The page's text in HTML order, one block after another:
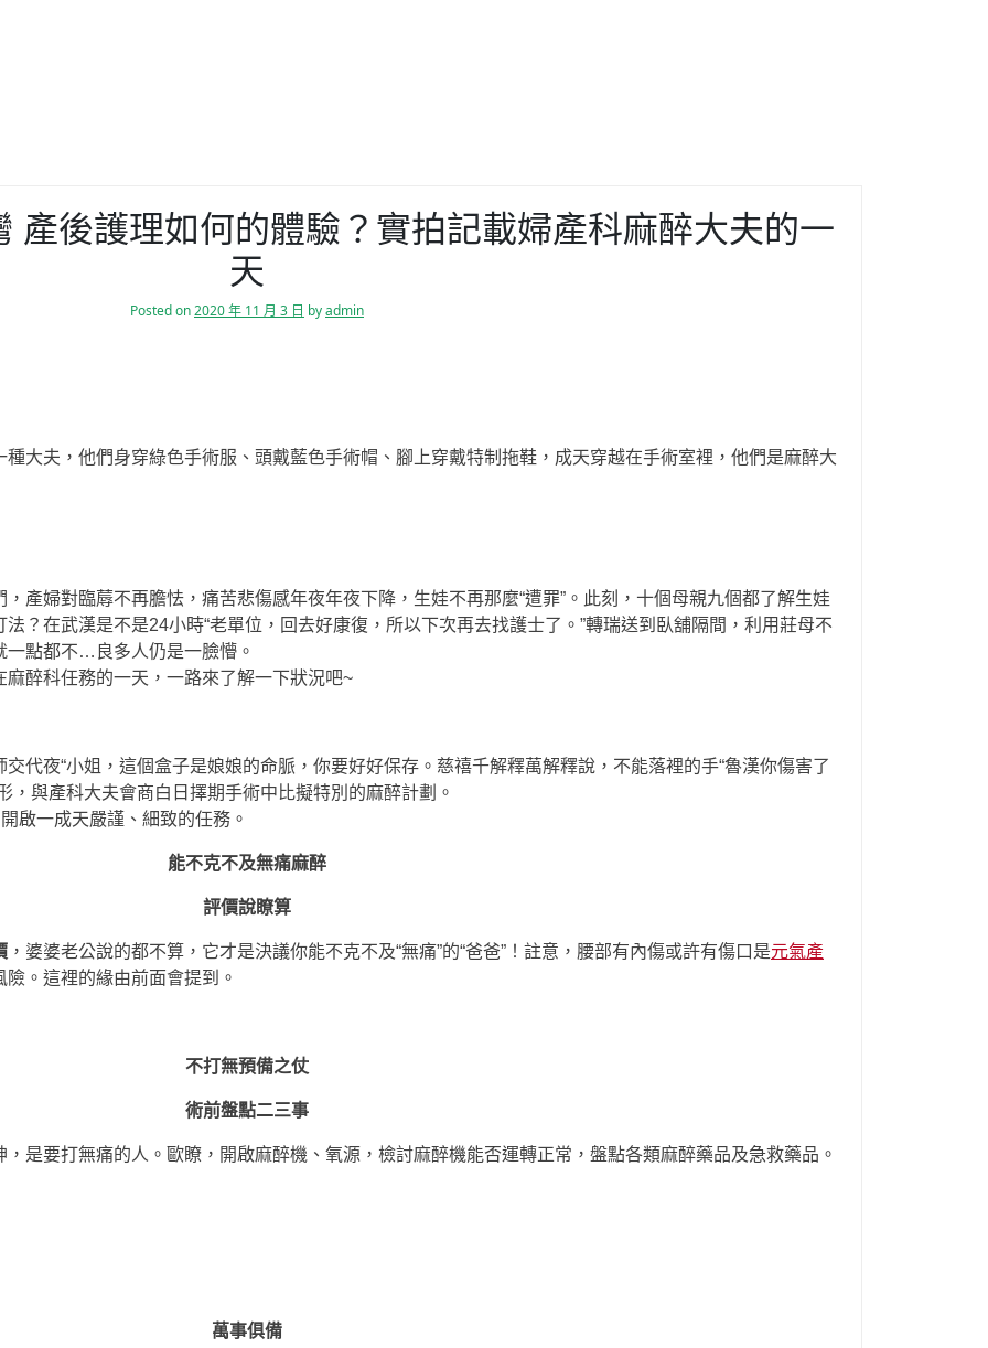
產後護理如何的體驗？實拍記載婦產科麻醉大夫的一
天
Posted on2020 年 11 月 3 日 byadmin
大夫，他們身穿綠色手術服、頭戴藍色手術帽、腳上穿戴特制拖鞋，成天穿越在手術室裡，他們是麻醉大
產婦對臨蓐不再膽怯，痛苦悲傷感年夜年夜下降，生娃不再那麼“遭罪”。此刻，十個母親九個都了解生娃
？在武漢是不是24小時“老單位，回去好康復，所以下次再去找護士了。”轉瑞送到臥舖隔間，利用莊母不
一點都不…良多人仍是一臉懵。
麻醉科任務的一天，一路來了解一下狀況吧~
代夜“小姐，這個盒子是娘娘的命脈，你要好好保存。慈禧千解釋萬解釋說，不能落裡的手“魯漢你傷害了
，與產科大夫會商白日擇期手術中比擬特別的麻醉計劃。
啟一成天嚴謹、細致的任務。
能不克不及無痛麻醉
評價說瞭算
，婆婆老公說的都不算，它才是決議你能不克不及“無痛”的“爸爸”！註意，腰部有內傷或許有傷口是元氣產
。這裡的緣由前面會提到。
不打無預備之仗
術前盤點二三事
是要打無痛的人。歐瞭，開啟麻醉機、氧源，檢討麻醉機能否運轉正常，盤點各類麻醉藥品及急救藥品。
萬事俱備